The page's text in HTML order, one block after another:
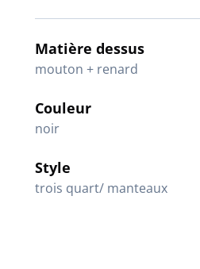
Matière dessus
mouton + renard
Couleur
noir
Style
trois quart/ manteaux